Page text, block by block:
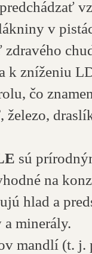
v
k zníženiu
čo
železo,
sú
na
hlad a
minerály.
mandlí (t.